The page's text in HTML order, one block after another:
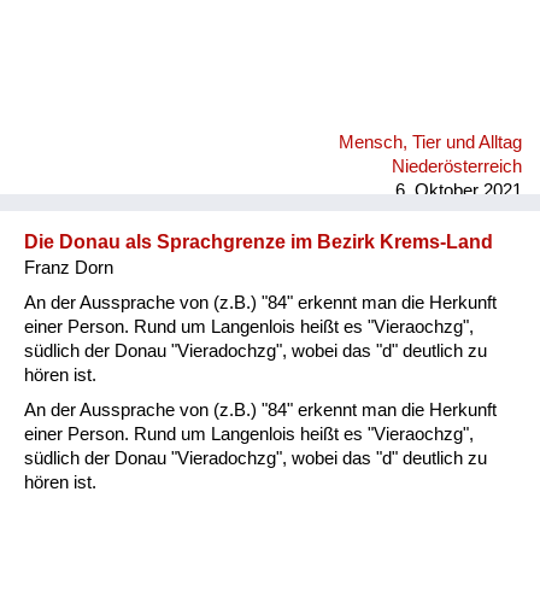
Mensch, Tier und Alltag
Niederösterreich
6. Oktober 2021
Die Donau als Sprachgrenze im Bezirk Krems-Land
Franz Dorn
An der Aussprache von (z.B.) "84" erkennt man die Herkunft
einer Person. Rund um Langenlois heißt es "Vieraochzg",
südlich der Donau "Vieradochzg", wobei das "d" deutlich zu
hören ist.
An der Aussprache von (z.B.) "84" erkennt man die Herkunft
einer Person. Rund um Langenlois heißt es "Vieraochzg",
südlich der Donau "Vieradochzg", wobei das "d" deutlich zu
hören ist.